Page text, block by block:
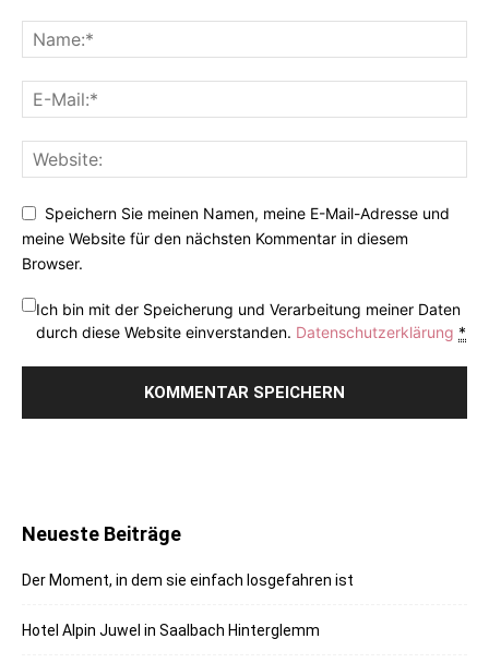
Speichern Sie meinen Namen, meine E-Mail-Adresse und
meine Website für den nächsten Kommentar in diesem
Browser.
Ich bin mit der Speicherung und Verarbeitung meiner Daten
durch diese Website einverstanden. Datenschutzerklärung *
Neueste Beiträge
Der Moment, in dem sie einfach losgefahren ist
Hotel Alpin Juwel in Saalbach Hinterglemm